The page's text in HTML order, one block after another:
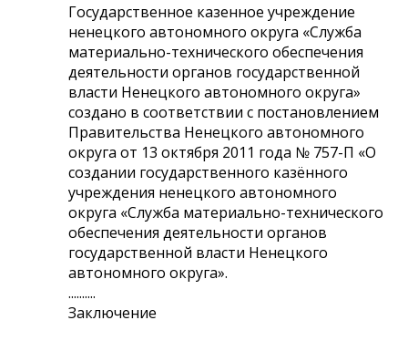
Государственное казенное учреждение
ненецкого автономного округа «Служба
материально-технического обеспечения
деятельности органов государственной
власти Ненецкого автономного округа»
создано в соответствии с постановлением
Правительства Ненецкого автономного
округа от 13 октября 2011 года № 757-П «О
создании государственного казённого
учреждения ненецкого автономного
округа «Служба материально-технического
обеспечения деятельности органов
государственной власти Ненецкого
автономного округа».
..........
Заключение